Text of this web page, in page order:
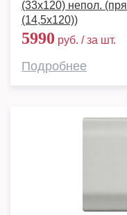
(33x120) непол.
(14,5x120))
5990 руб. / за шт.
Подробнее